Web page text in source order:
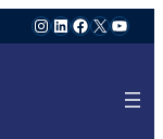
Instagram
LinkedIn
Facebook
X